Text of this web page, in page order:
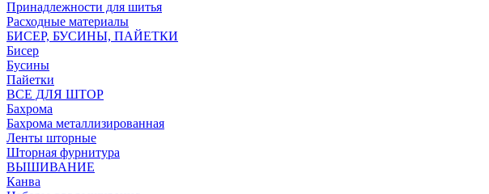
Принадлежности для шитья
Расходные материалы
БИСЕР, БУСИНЫ, ПАЙЕТКИ
Бисер
Бусины
Пайетки
ВСЕ ДЛЯ ШТОР
Бахрома
Бахрома металлизированная
Ленты шторные
Шторная фурнитура
ВЫШИВАНИЕ
Канва